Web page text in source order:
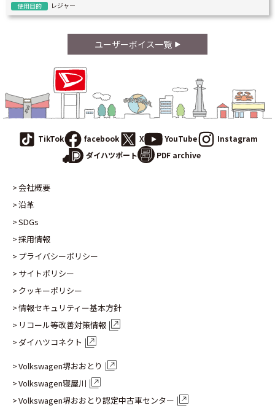
使用目的
レジャー
ユーザーボイス一覧
TikTok facebook X YouTube
Instagram
ダイハツポート
PDF archive
会社概要
沿革
SDGs
採用情報
プライバシーポリシー
サイトポリシー
クッキーポリシー
情報セキュリティー基本方針
リコール等改善対策情報
ダイハツコネクト
Volkswagen堺おおとり
Volkswagen寝屋川
Volkswagen堺おおとり認定中古車センター